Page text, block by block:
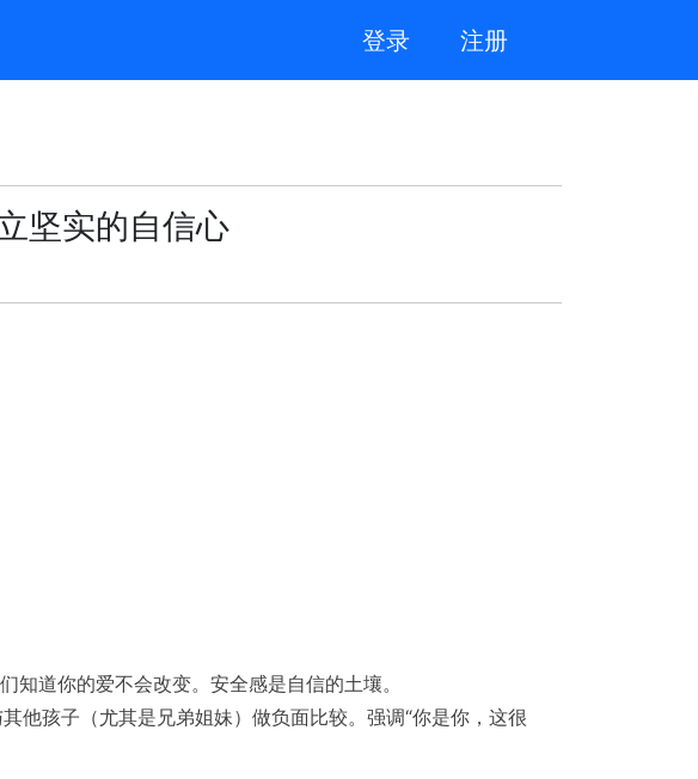
登录 注册
坚实的自信心
知道你的爱不会改变。安全感是自信的土壤。
他孩子（尤其是兄弟姐妹）做负面比较。强调“你是你，这很